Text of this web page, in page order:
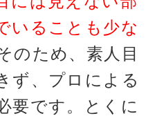
いることも少な
のため、素人目
ず、プロによる
要です。とくに